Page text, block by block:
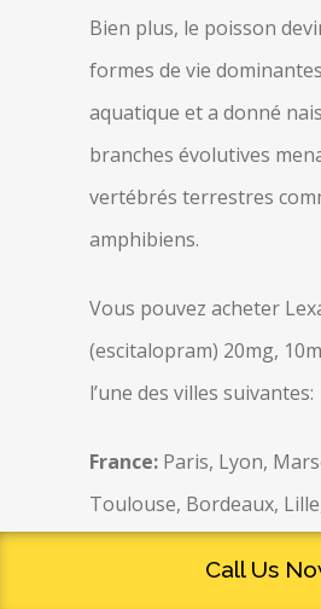
Bien plus, le poisson
formes de vie
aquatique et a donné
branches évolutives
vertébrés terrestres
amphibiens.
Vous pouvez acheter
(escitalopram) 20mg,
l’une des villes suivantes:
France: Paris, Lyon,
Toulouse, Bordeaux,
Strasbourg, Rennes,
Call Us